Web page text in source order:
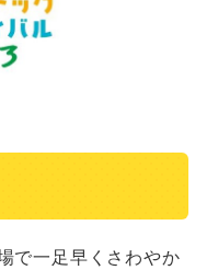
で一足早くさわやか